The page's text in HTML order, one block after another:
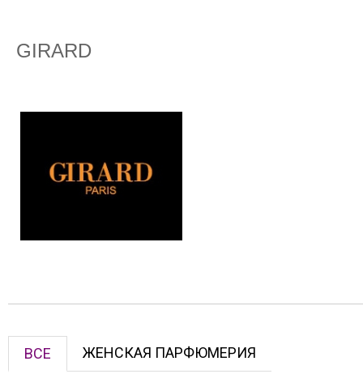
GIRARD
ВСЕ ЖЕНСКАЯ ПАРФЮМЕРИЯ